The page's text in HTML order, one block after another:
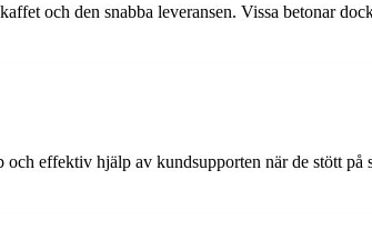
och den snabba leveransen. Vissa betonar
effektiv hjälp av kundsupporten när de stött på